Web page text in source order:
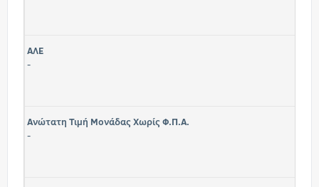
ΑΛΕ
-
Ανώτατη Τιμή Μονάδας Χωρίς Φ.Π.Α.
-